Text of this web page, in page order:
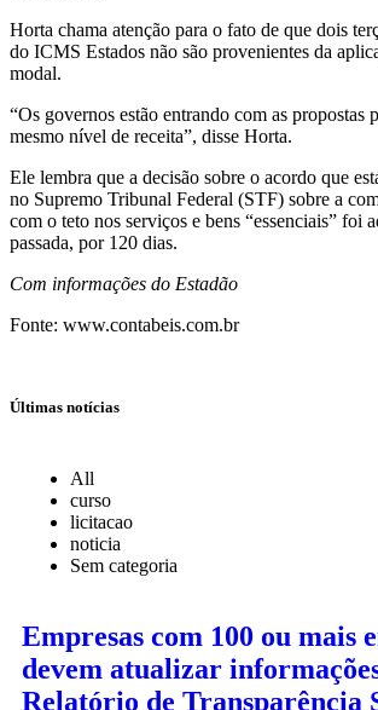
Horta chama atenção para o fato de que dois
do ICMS Estados não são provenientes da
modal.
“Os governos estão entrando com as propostas
mesmo nível de receita”, disse Horta.
Ele lembra que a decisão sobre o acordo que
no Supremo Tribunal Federal (STF) sobre a
com o teto nos serviços e bens “essenciais” foi
passada, por 120 dias.
Com informações do Estadão
Fonte: www.contabeis.com.br
Últimas notícias
All
curso
licitacao
noticia
Sem categoria
Empresas com 100 ou mais
devem atualizar
Relatório de Transparência